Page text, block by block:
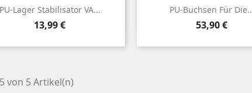
Lager Stabilisator VA...
Preis
13,99 €
 Vorschau PU-Buchsen Für
Preis
53,90 €
 Vorschau
von 5 Artikel(n)